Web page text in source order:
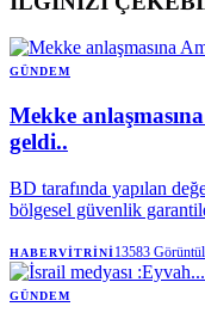
GÜNDEM
Mekke
geldi..
BD tarafında yapılan
bölgesel güvenlik
Council ve RUSI), bu
ziyade; bölge ülkelerinin
olarak okuyor.
HABERVITRINI13583
GÜNDEM